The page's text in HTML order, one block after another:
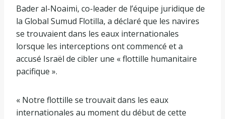
Bader al-Noaimi, co-leader de l’équipe juridique de
la Global Sumud Flotilla, a déclaré que les navires
se trouvaient dans les eaux internationales
lorsque les interceptions ont commencé et a
accusé Israël de cibler une « flottille humanitaire
pacifique ».
« Notre flottille se trouvait dans les eaux
internationales au moment du début de cette